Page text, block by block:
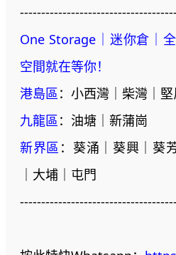
One Storage｜迷你倉｜
空間就在等你！
港島區：小西灣｜柴灣｜
九龍區：油塘｜新蒲崗
新界區 ：葵涌｜葵興｜葵
｜大埔｜屯門